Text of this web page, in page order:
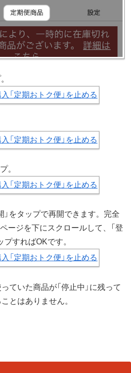
。
」をタップで再開できます。完全
ージを下にスクロールして、「登
プすればOKです。
ていた商品が「停止中」に残って
とはありません。